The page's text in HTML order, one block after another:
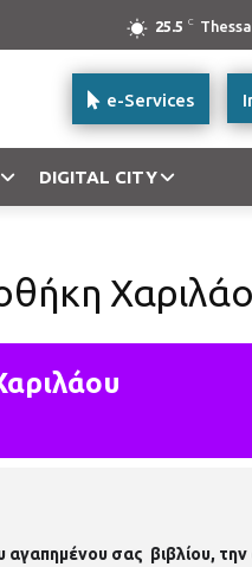
25.5 C
e-Services
DIGITAL CITY
αγαπημένου σας βιβλίου,